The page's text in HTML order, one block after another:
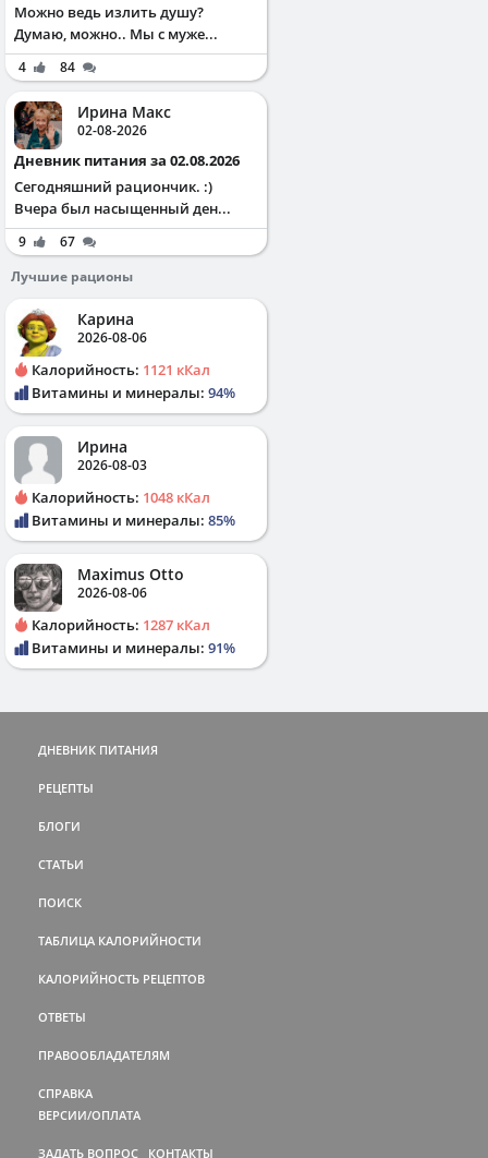
Можно ведь излить душу?
Думаю, можно.. Мы с муже...
4 84
Ирина Макс
02-08-2026
Дневник питания за 02.08.2026
Сегодняшний рациончик. :)
Вчера был насыщенный ден...
9
67
Лучшие рационы
Карина
2026-08-06
Калорийность: 1121 кКал
Витамины и минералы: 94%
Ирина
2026-08-03
Калорийность: 1048 кКал
Витамины и минералы: 85%
Maximus Otto
2026-08-06
Калорийность: 1287 кКал
Витамины и минералы: 91%
ДНЕВНИК ПИТАНИЯ
РЕЦЕПТЫ
БЛОГИ
СТАТЬИ
ПОИСК
ТАБЛИЦА КАЛОРИЙНОСТИ
КАЛОРИЙНОСТЬ РЕЦЕПТОВ
ОТВЕТЫ
ПРАВООБЛАДАТЕЛЯМ
СПРАВКА
ВЕРСИИ/ОПЛАТА
ЗАДАТЬ ВОПРОС КОНТАКТЫ